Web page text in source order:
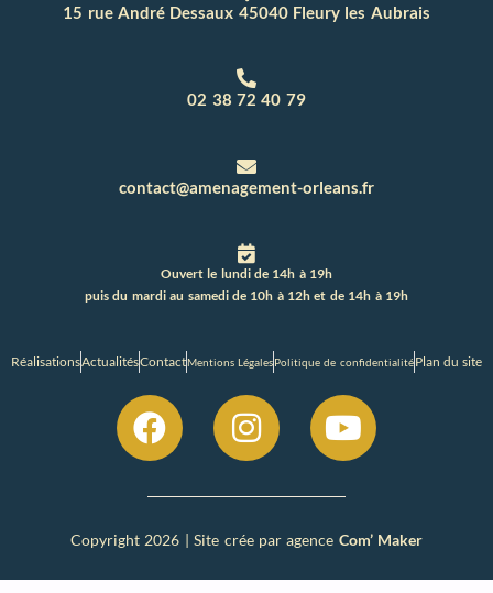
15 rue André Dessaux 45040 Fleury les Aubrais
02 38 72 40 79
contact@amenagement-orleans.fr
Ouvert le lundi de 14h à 19h
puis du mardi au samedi de 10h à 12h et de 14h à 19h
RéalisationsActualitésContactMentions LégalesPolitique de confidentialitéPlan du site
Copyright 2026 | Site crée par agence Com’ Maker